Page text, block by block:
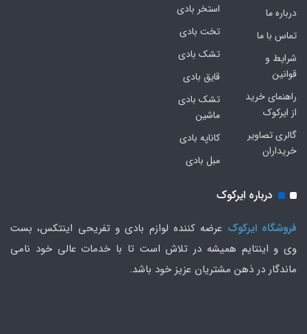
درباره ما
تماس با ما
شرایط و
قوانین
راهنمای خرید
از ایرکوک
گالری تصاویر
خریداران
استخر بادی
تخت بادی
تشک بادی
قایق بادی
تشک بادی
ماشین
کاناپه بادی
مبل بادی
درباره ایرکوک
فروشگاه ایرکوک عرضه کننده لوازم بادی و تفریحی اینتکس، بست
وی و اینتایم همیشه در تلاش است تا با خدمات عالی خود نامی
ماندگار در ذهن مشتریان عزیز خود باشد.